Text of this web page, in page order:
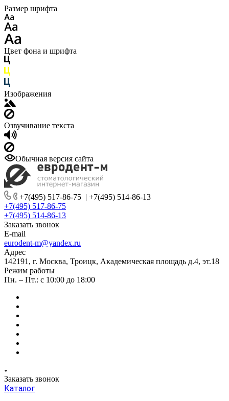
Размер шрифта
Цвет фона и шрифта
Изображения
Озвучивание текста
Обычная версия сайта
+7(495) 517-86-75 | +7(495) 514-86-13
+7(495) 517-86-75
+7(495) 514-86-13
Заказать звонок
E-mail
eurodent-m@yandex.ru
Адрес
142191, г. Москва, Троицк, Академическая площадь д.4, эт.18
Режим работы
Пн. – Пт.: с 10:00 до 18:00
Заказать звонок
Каталог